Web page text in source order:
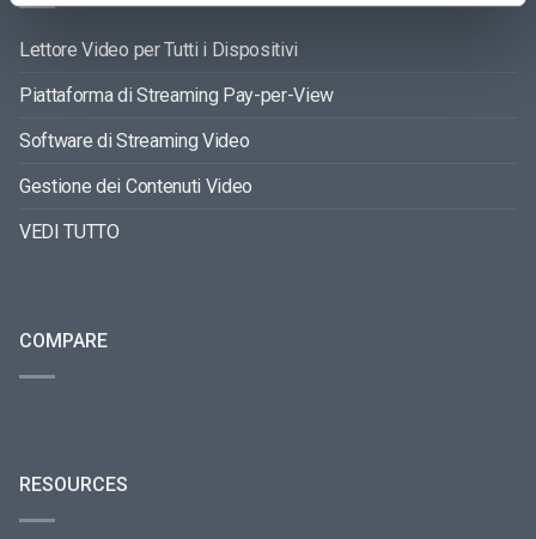
Lettore Video per Tutti i Dispositivi
Piattaforma di Streaming Pay-per-View
Software di Streaming Video
Gestione dei Contenuti Video
VEDI TUTTO
COMPARE
RESOURCES